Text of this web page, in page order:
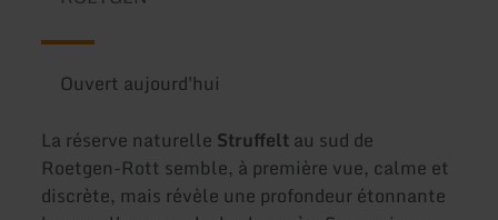
Ouvert aujourd'hui
La réserve naturelle Struffeltau sud de
Roetgen-Rott semble, à première vue, calme et
discrète, mais révèle une profondeur étonnante